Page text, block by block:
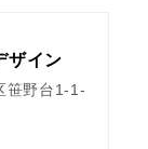
ザイン
笹野台1-1-